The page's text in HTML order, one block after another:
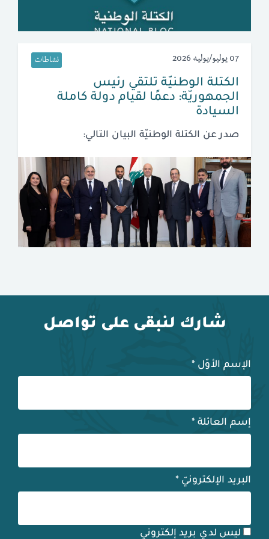
07 يوليو/يوليه 2026 نشاطات
الكتلة الوطنيّة تلتقي رئيس
الجمهوريّة: دعمًا لقيام دولة كاملة
السيادة
صدر عن الكتلة الوطنيّة البيان التالي:
شارك لنبقى على تواصل
الإسم الأوّل *
إسم العائلة *
البريد الإلكترونيّ *
ليس لدي بريد إلكتروني